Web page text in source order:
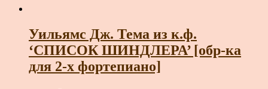
Уильямс Дж. Тема из к.ф.
‘СПИСОК ШИНДЛЕРА’ [обр-ка
для 2-х фортепиано]